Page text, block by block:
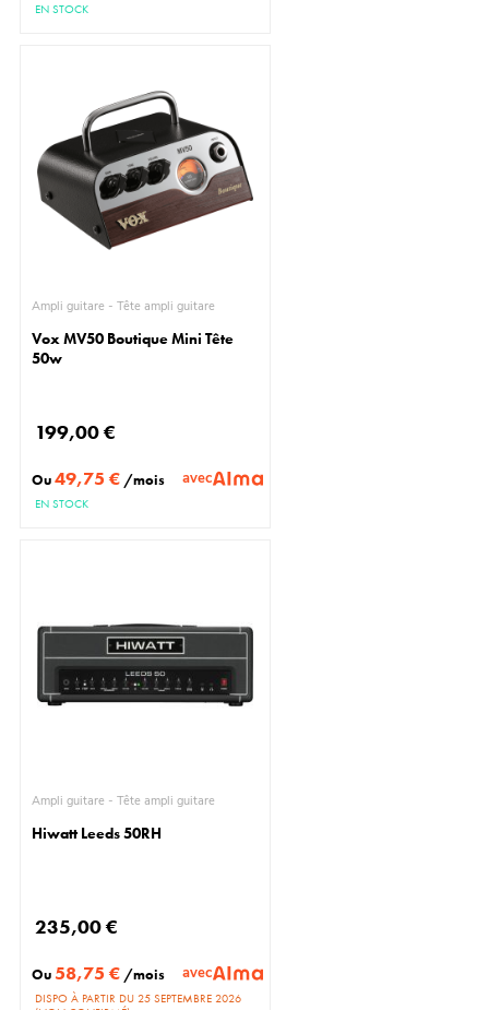
EN STOCK
Ampli guitare - Tête ampli guitare
Vox MV50 Boutique Mini Tête
50w
199,00 €
Ou49,75 € /mois avec
EN STOCK
Ampli guitare - Tête ampli guitare
Hiwatt Leeds 50RH
235,00 €
Ou58,75 € /mois avec
DISPO À PARTIR DU 25 SEPTEMBRE 2026